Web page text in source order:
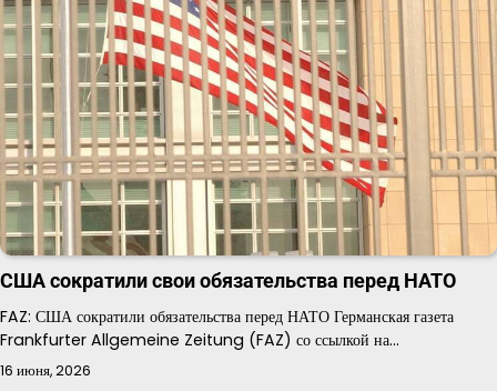
США сократили свои обязательства перед НАТО
FAZ: США сократили обязательства перед НАТО Германская газета
Frankfurter Allgemeine Zeitung (FAZ) со ссылкой на…
16 июня, 2026